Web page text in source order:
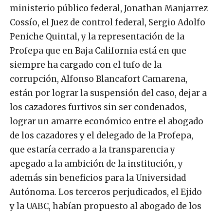
ministerio público federal, Jonathan Manjarrez
Cossío, el Juez de control federal, Sergio Adolfo
Peniche Quintal, y la representación de la
Profepa que en Baja California está en que
siempre ha cargado con el tufo de la
corrupción, Alfonso Blancafort Camarena,
están por lograr la suspensión del caso, dejar a
los cazadores furtivos sin ser condenados,
lograr un amarre económico entre el abogado
de los cazadores y el delegado de la Profepa,
que estaría cerrado a la transparencia y
apegado a la ambición de la institución, y
además sin beneficios para la Universidad
Autónoma. Los terceros perjudicados, el Ejido
y la UABC, habían propuesto al abogado de los